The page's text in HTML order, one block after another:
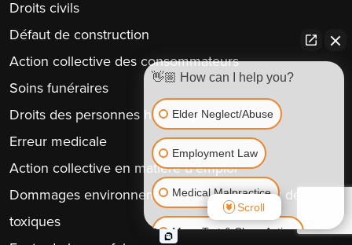
Droits civils
Défaut de construction
Action collective des consommateurs
Soins funéraires
Droits des personnes handicapées
Erreur medicale
Action collective en matière d’emploi
Dommages environnementaux, incendies et délits
toxiques
👋🏼 How can I help you?
Elder Neglect/Abuse
Employment Law
Medical Malpractice
Mass Tort & Class Action
Scroll